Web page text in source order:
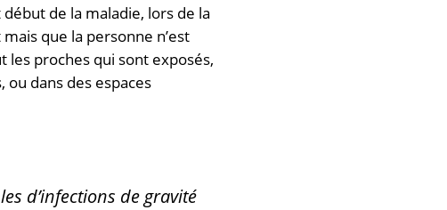
de la maladie, lors de la
que la personne n’est
les proches qui sont exposés,
dans des espaces
d’infections de gravité